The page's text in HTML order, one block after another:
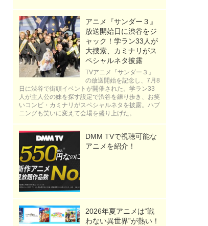
アニメ『サンダー３』
放送開始日に渋谷をジ
ャック！学ラン33人が
大捜索、カミナリがス
ペシャルネタ披露
TVアニメ『サンダー３』
の放送開始を記念し、7月8
日に渋谷で街頭イベントが開催された。学ラン33
人が主人公の妹を探す設定で渋谷を練り歩き、お笑
いコンビ・カミナリがスペシャルネタを披露。ハプ
ニングも笑いに変えて会場を盛り上げた。
DMM TVで視聴可能な
アニメを紹介！
2026年夏アニメは“戦
わない異世界”が熱い！